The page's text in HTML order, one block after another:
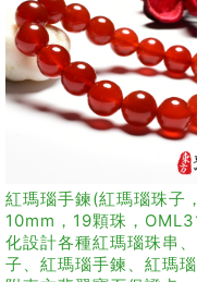
紅瑪瑙手鍊(紅瑪瑙珠子
10mm，19顆珠，
化設計各種紅瑪瑙珠串
子、紅瑪瑙手鍊、紅瑪